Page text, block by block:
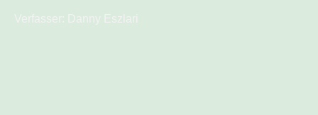
Verfasser: Danny Eszlari